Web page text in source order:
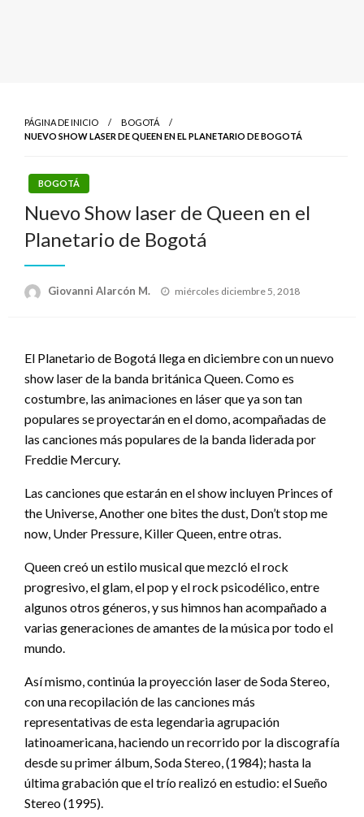
PÁGINA DE INICIO
BOGOTÁ
NUEVO SHOW LASER DE QUEEN EN EL PLANETARIO DE BOGOTÁ
BOGOTÁ
Nuevo Show laser de Queen en el
Planetario de Bogotá
Giovanni Alarcón M.
Publicado
miércoles diciembre 5, 2018
El Planetario de Bogotá llega en diciembre con un nuevo
show laser de la banda británica Queen. Como es
costumbre, las animaciones en láser que ya son tan
populares se proyectarán en el domo, acompañadas de
las canciones más populares de la banda liderada por
Freddie Mercury.
Las canciones que estarán en el show incluyen Princes of
the Universe, Another one bites the dust, Don’t stop me
now, Under Pressure, Killer Queen, entre otras.
Queen creó un estilo musical que mezcló el rock
progresivo, el glam, el pop y el rock psicodélico, entre
algunos otros géneros, y sus himnos han acompañado a
varias generaciones de amantes de la música por todo el
mundo.
Así mismo, continúa la proyección laser de Soda Stereo,
con una recopilación de las canciones más
representativas de esta legendaria agrupación
latinoamericana, haciendo un recorrido por la discografía
desde su primer álbum, Soda Stereo, (1984); hasta la
última grabación que el trío realizó en estudio: el Sueño
Stereo (1995).